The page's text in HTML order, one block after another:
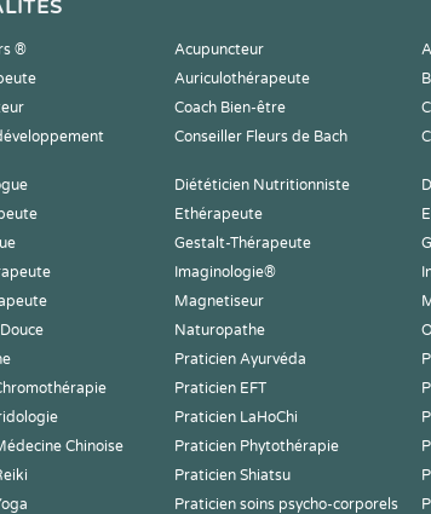
® Acupuncteur
Auriculothérapeute
Coach Bien-être
Conseiller Fleurs de Bach
Diététicien Nutritionniste
Ethérapeute
Gestalt-Thérapeute
Imaginologie®
Magnetiseur
Naturopathe
Praticien Ayurvéda
Praticien EFT
Praticien LaHoChi
Chinoise
Praticien Phytothérapie
Praticien Shiatsu
Praticien soins psycho-corporels